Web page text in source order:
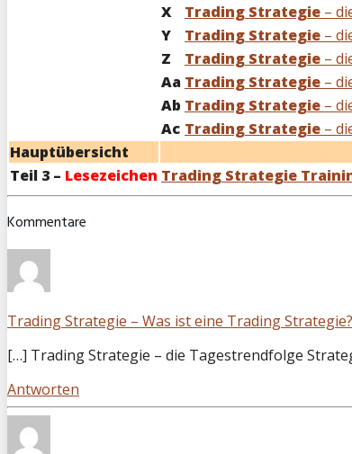
X
Trading Strategie –
Y
Trading Strategie –
Z
Trading Strategie –
Aa Trading Strategie –
Ab Trading Strategie –
Ac Trading Strategie –
Hauptübersicht
Teil 3 – Lesezeichen Trading Strategie
Kommentare
Trading Strategie – Was ist eine Trading
[…] Trading Strategie – die Tagestrendfolge
Antworten